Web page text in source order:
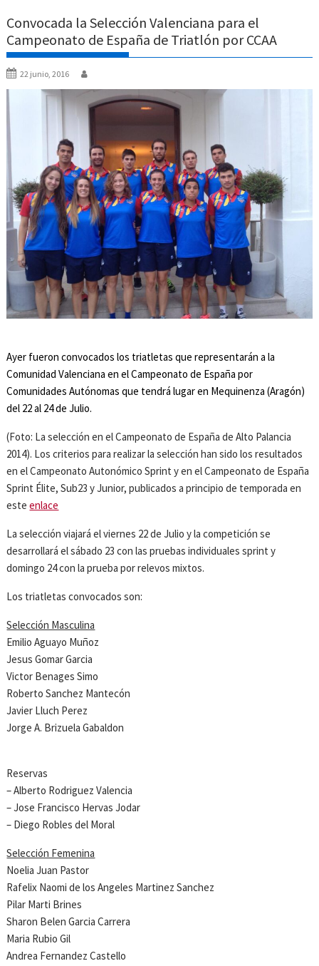
Convocada la Selección Valenciana para el
Campeonato de España de Triatlón por CCAA
22 junio, 2016
Ayer fueron convocados los triatletas que representarán a la
Comunidad Valenciana en el Campeonato de España por
Comunidades Autónomas que tendrá lugar en Mequinenza (Aragón)
del 22 al 24 de Julio.
(Foto: La selección en el Campeonato de España de Alto Palancia
2014). Los criterios para realizar la selección han sido los resultados
en el Campeonato Autonómico Sprint y en el Campeonato de España
Sprint Élite, Sub23 y Junior, publicados a principio de temporada en
esteenlace
La selección viajará el viernes 22 de Julio y la competición se
desarrollará el sábado 23 con las pruebas individuales sprint y
domingo 24 con la prueba por relevos mixtos.
Los triatletas convocados son:
Selección Masculina
Emilio Aguayo Muñoz
Jesus Gomar Garcia
Victor Benages Simo
Roberto Sanchez Mantecón
Javier Lluch Perez
Jorge A. Brizuela Gabaldon
Reservas
– Alberto Rodriguez Valencia
– Jose Francisco Hervas Jodar
– Diego Robles del Moral
Selección Femenina
Noelia Juan Pastor
Rafelix Naomi de los Angeles Martinez Sanchez
Pilar Marti Brines
Sharon Belen Garcia Carrera
Maria Rubio Gil
Andrea Fernandez Castello